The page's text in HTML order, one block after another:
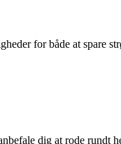
for både at spare
dig at rode